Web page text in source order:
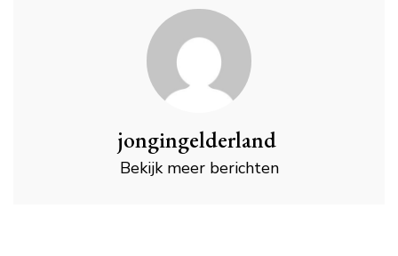
jongingelderland
Bekijk meer berichten